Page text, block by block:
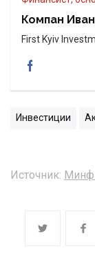
Компан Иван
First Kyiv
Инвестиции
Источник: